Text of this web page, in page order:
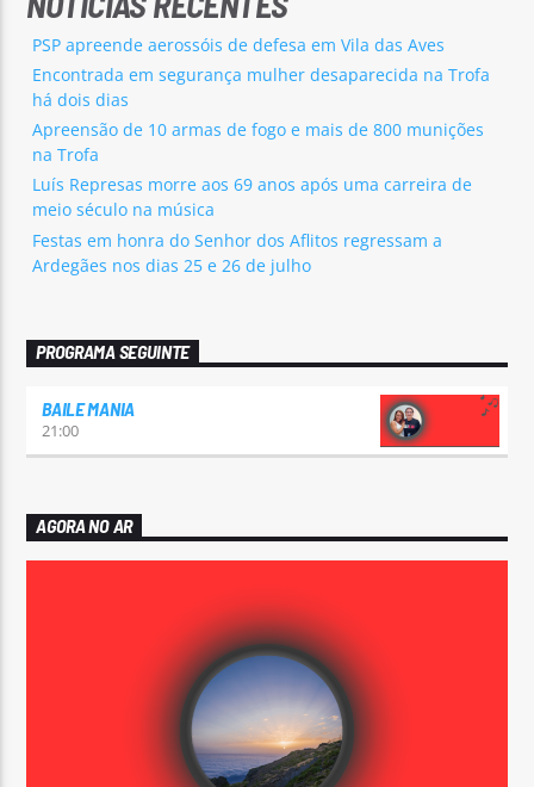
PSP apreende aerossóis de defesa em Vila das Aves
Encontrada em segurança mulher desaparecida na Trofa
há dois dias
Apreensão de 10 armas de fogo e mais de 800 munições
na Trofa
Luís Represas morre aos 69 anos após uma carreira de
meio século na música
Festas em honra do Senhor dos Aflitos regressam a
Ardegães nos dias 25 e 26 de julho
PROGRAMA SEGUINTE
BAILE MANIA
21:00
AGORA NO AR